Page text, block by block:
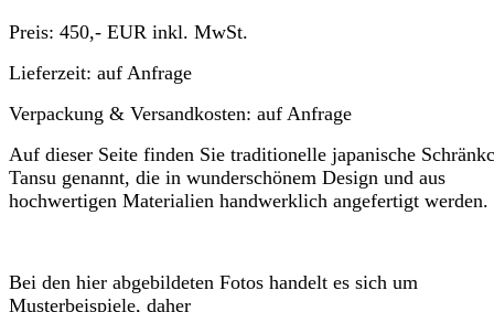
Preis: 450,- EUR inkl. MwSt.
Lieferzeit: auf Anfrage
Verpackung & Versandkosten: auf Anfrage
Auf dieser Seite finden Sie traditionelle japanische
Tansu genannt, die in wunderschönem Design und aus
hochwertigen Materialien handwerklich angefertigt werden.
Bei den hier abgebildeten Fotos handelt es sich um
Musterbeispiele, daher